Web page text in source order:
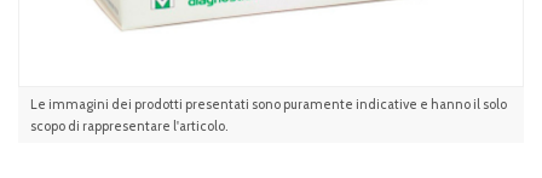
Le immagini dei prodotti presentati sono puramente indicative e hanno il solo
scopo di rappresentare l'articolo.